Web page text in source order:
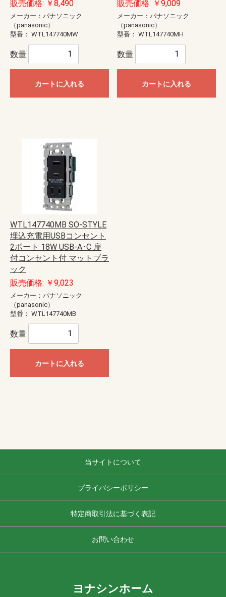
販売価格: ￥8,490
メーカー：パナソニック
（panasonic）
型番： WTL147740MW
数量
カートに入れる
販売価格: ￥9,009
メーカー：パナソニック
（panasonic）
型番： WTL147740MH
数量
カートに入れる
WTL147740MB SO-STYLE
埋込充電用USBコンセント
2ポート 18W USB-A･C 扉
付コンセント付 マットブラ
ック
販売価格: ￥9,023
メーカー：パナソニック
（panasonic）
型番： WTL147740MB
数量
カートに入れる
当サイトについて
プライバシーポリシー
特定商取引法に基づく表記
お問い合わせ
ヨナシンホーム